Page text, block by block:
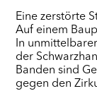
Eine zerstörte
Auf einem
In
der
Banden sind
gegen den